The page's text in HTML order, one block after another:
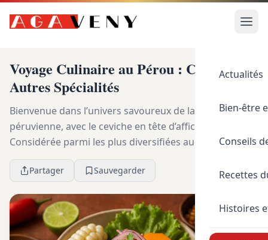
Actualités
Bien-être
Conseils
Recettes
Histoires
Voyage Culinaire au Pérou : Ceviche et
Autres Spécialités
Bienvenue dans l’univers savoureux de la cuisine
péruvienne, avec le ceviche en tête d’affiche !
Considérée parmi les plus diversifiées au monde, cette
gastronomie renferme une panoplie de délices qui...
Partager Sauvegarder